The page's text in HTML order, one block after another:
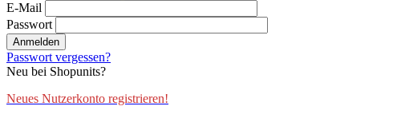
E-Mail
Passwort
Anmelden
Passwort vergessen?
Neu bei Shopunits?
Neues Nutzerkonto registrieren!